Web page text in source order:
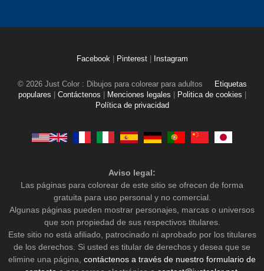
Facebook Pinterest Instagram
© 2026 Just Color : Dibujos para colorear para adultos
Etiquetas
populares
Contáctenos Menciones legales Politica de cookies
Política de privacidad
Aviso legal:
Las páginas para colorear de este sitio se ofrecen de forma
gratuita para uso personal y no comercial.
Algunas páginas pueden mostrar personajes, marcas o universos
que son propiedad de sus respectivos titulares.
Este sitio no está afiliado, patrocinado ni aprobado por los titulares
de los derechos. Si usted es titular de derechos y desea que se
elimine una página, contáctenos a través de nuestro formulario de